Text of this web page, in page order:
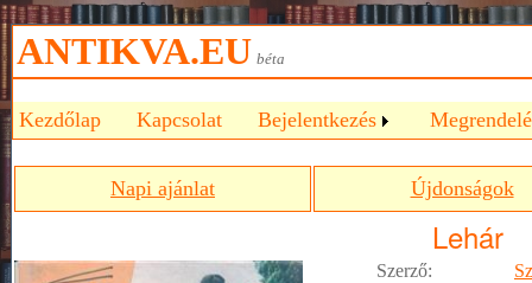
ANTIKVA.EU béta
Kezdőlap Kapcsolat Bejelentkezés
Napi ajánlat Újdonságok
Lehár
Szerző: